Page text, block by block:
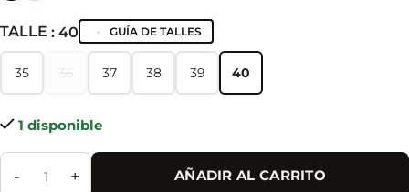
TALLE : 40 GUÍA DE TALLES
35
35 37
37 38
38 39
39 40
40
1 disponible
- + AÑADIR AL CARRITO